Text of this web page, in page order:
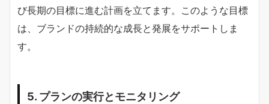
び長期の目標に進む計画を立てます。このような目標
は、ブランドの持続的な成長と発展をサポートしま
す。
5. プランの実行とモニタリング